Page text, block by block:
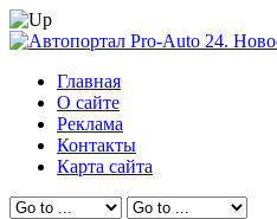
Главная
О сайте
Реклама
Контакты
Карта сайта